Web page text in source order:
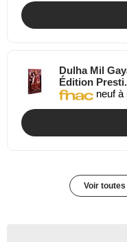
Dulha Mil
Édition
neuf à
Voir